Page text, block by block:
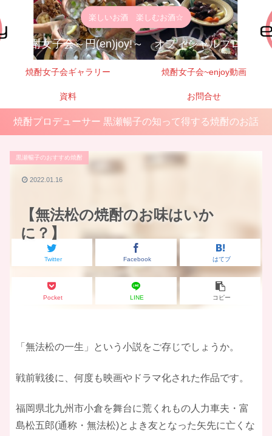
楽しいお酒 楽しむお酒☆
焼酎女子会～円(en)joy!～ オフィシャルブログ
焼酎女子会ギャラリー 焼酎女子会~enjoy動画
資料 お問合せ
焼酎プロデューサー 黒瀬暢子の知って得する焼酎のお話
【無法松の焼酎のお味はいか
に？】
黒瀬暢子のおすすめ焼酎
Twitter Facebook はてブ
Pocket LINE コピー
2022.01.16
「無法松の一生」という小説をご存じでしょうか。
戦前戦後に、何度も映画やドラマ化された作品です。
福岡県北九州市小倉を舞台に荒くれもの人力車夫・富
島松五郎(通称・無法松)とよき友となった矢先に亡くな